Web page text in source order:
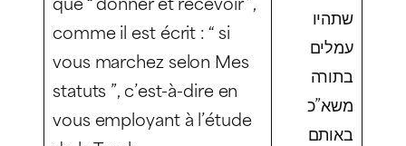
comme il est écrit : “ si
vous marchez selon Mes
statuts ”, c’est-à-dire en
vous employant à l’étude
שתהיו
עמלים
בתורה
משא”כ
באותם